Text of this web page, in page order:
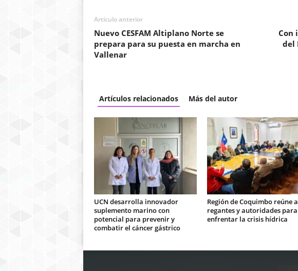
Artículo anterior
Nuevo CESFAM Altiplano Norte se
prepara para su puesta en marcha en
Vallenar
Con
del
Artículos relacionados Más del autor
UCN desarrolla innovador
suplemento marino con
potencial para prevenir y
combatir el cáncer gástrico
Región de Coquimbo reúne a
regantes y autoridades para
enfrentar la crisis hídrica